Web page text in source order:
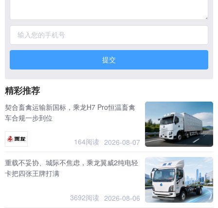
提交
精彩推荐
契合畜禽运输新国标，乘龙H7 Pro恒温畜禽
车合规一步到位
164阅读 2026-08-07
重载不妥协、城际不焦虑，乘龙翼威2纯电轻
卡把四张王牌打满
3692阅读 2026-08-06